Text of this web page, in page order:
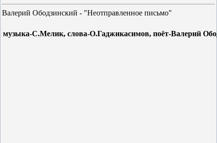
Валерий Ободзинский - "Неотправленное письмо"
музыка-С.Мелик, слова-О.Гаджикасимов, поёт-Валерий